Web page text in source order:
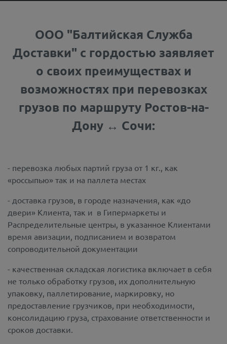
ООО "Балтийская Служба
Доставки" с гордостью заявляет
о своих преимуществах и
возможностях при перевозках
грузов по маршруту Ростов-на-
Дону ↔ Сочи:
- перевозка любых партий груза от 1 кг., как
«россыпью» так и на паллета местах
- доставка грузов, в городе назначения, как «до
двери» Клиента, так и в Гипермаркеты и
Распределительные центры, в указанное Клиентами
время авизации, подписанием и возвратом
сопроводительной документации
- качественная складская логистика включает в себя
не только обработку грузов, их дополнительную
упаковку, паллетирование, маркировку, но
предоставление грузчиков, при необходимости,
консолидацию груза, страхование ответственности и
сроков доставки.